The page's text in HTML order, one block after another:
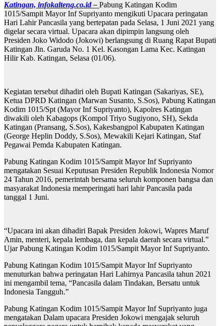
Katingan, infokalteng.co.id – Pabung Katingan Kodim
1015/Sampit Mayor Inf Supriyanto mengikuti Upacara peringatan
Hari Lahir Pancasila yang bertepatan pada Selasa, 1 Juni 2021 yang
digelar secara virtual. Upacara akan dipimpin langsung oleh
Presiden Joko Widodo (Jokowi) berlangsung di Ruang Rapat Bupati
Katingan Jln. Garuda No. 1 Kel. Kasongan Lama Kec. Katingan
Hilir Kab. Katingan, Selasa (01/06).
Kegiatan tersebut dihadiri oleh Bupati Katingan (Sakariyas, SE),
Ketua DPRD Katingan (Marwan Susanto, S.Sos), Pabung Katingan
Kodim 1015/Spt (Mayor Inf Supriyanto), Kapolres Katingan
diwakili oleh Kabagops (Kompol Triyo Sugiyono, SH), Sekda
Katingan (Pransang, S.Sos), Kakesbangpol Kabupaten Katingan
(George Heplin Doddy, S.Sos), Mewakili Kejari Katingan, Staf
Pegawai Pemda Kabupaten Katingan.
Pabung Katingan Kodim 1015/Sampit Mayor Inf Supriyanto
mengatakan Sesuai Keputusan Presiden Republik Indonesia Nomor
24 Tahun 2016, pemerintah bersama seluruh komponen bangsa dan
masyarakat Indonesia memperingati hari lahir Pancasila pada
tanggal 1 Juni.
“Upacara ini akan dihadiri Bapak Presiden Jokowi, Wapres Maruf
Amin, menteri, kepala lembaga, dan kepala daerah secara virtual.”
Ujar Pabung Katingan Kodim 1015/Sampit Mayor Inf Supriyanto.
Pabung Katingan Kodim 1015/Sampit Mayor Inf Supriyanto
menuturkan bahwa peringatan Hari Lahirnya Pancasila tahun 2021
ini mengambil tema, “Pancasila dalam Tindakan, Bersatu untuk
Indonesia Tangguh.”
Pabung Katingan Kodim 1015/Sampit Mayor Inf Supriyanto juga
mengatakan Dalam upacara Presiden Jokowi mengajak seluruh